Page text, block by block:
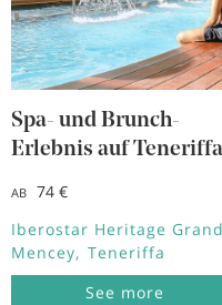
Spa- und Brunch-
Erlebnis auf Teneriffa
AB
74 €
Iberostar Heritage Grand
Mencey
Teneriffa
See more